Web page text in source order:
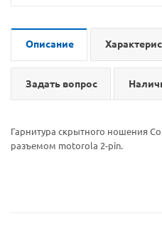
Описание
Задать вопрос
Гарнитура скрытного ношения
разъемом motorola 2-pin.